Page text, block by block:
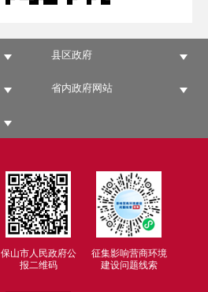
县区政府
省内政府网站
保山市人民政府公
报二维码
征集影响营商环境
建设问题线索